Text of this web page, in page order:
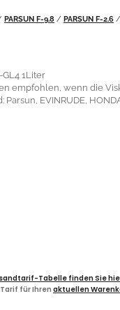
PARSUN F-9.8 / PARSUN F-2.6 /
1Liter
empfohlen, wenn die
EVINRUDE,
Tabelle finden Sie
Tarif für Ihren aktuellen